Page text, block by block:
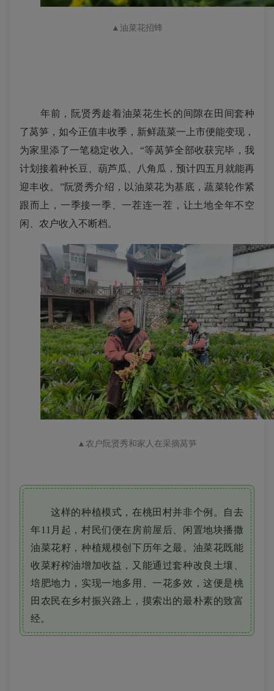
▲油菜花招蜂
年前，阮贤秀趁着油菜花生长的间隙在田间套种
了莴笋 ，如今正值丰收季，新鲜蔬菜一上市便能变现，
为家里添了一笔稳定收入。 “等莴笋全部收获完毕，我
计划接着种长豆、葫芦瓜、八角瓜，预计四五月就能再
迎丰收。”阮贤秀介绍，以油菜花为基底，蔬菜轮作紧
跟而上，一季接一季、一茬连一茬，让土地全年不空
闲、农户收入不断档。
▲ 农户阮贤秀和家人 在采摘莴笋
这样的种植模式，在桃田村并非个例。自去
年11月起，村民们便在房前屋后、闲置地块播撒
油菜花籽，种植规模创下历年之最。油菜花既能
收菜籽榨油增加收益，又能通过套种改良土壤、
培肥地力，实现一地多用、一花多效，这便是桃
田农民在乡村振兴路上，摸索出的最朴素的致富
经。